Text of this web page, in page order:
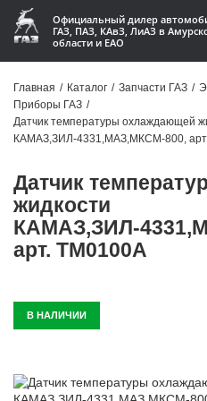
Официальный дилер
ГАЗ, ПАЗ, КАвЗ, ЛиАЗ в
области и ЕАО
Акции
Контакты
Доставка
Статьи
Главная / Каталог / Запчасти ГАЗ /
Приборы ГАЗ /
Датчик температуры охлаждающей
КАМАЗ,ЗИЛ-4331,МАЗ,МКСМ-800,
Датчик
жидкости
КАМАЗ,ЗИЛ-
арт. ТМ0100А
В НАЛИЧИИ